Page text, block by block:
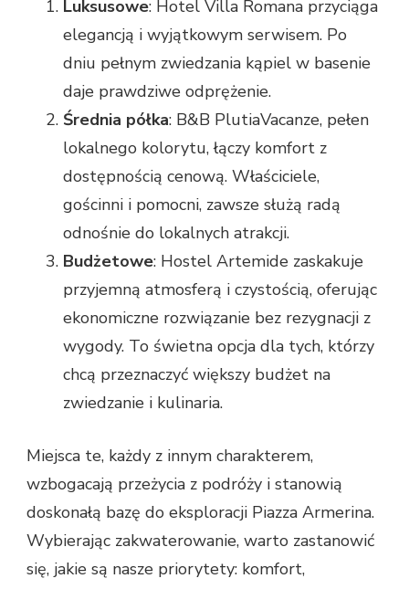
Luksusowe: Hotel Villa Romana przyciąga
elegancją i wyjątkowym serwisem. Po
dniu pełnym zwiedzania kąpiel w basenie
daje prawdziwe odprężenie.
Średnia półka: B&B PlutiaVacanze, pełen
lokalnego kolorytu, łączy komfort z
dostępnością cenową. Właściciele,
gościnni i pomocni, zawsze służą radą
odnośnie do lokalnych atrakcji.
Budżetowe: Hostel Artemide zaskakuje
przyjemną atmosferą i czystością, oferując
ekonomiczne rozwiązanie bez rezygnacji z
wygody. To świetna opcja dla tych, którzy
chcą przeznaczyć większy budżet na
zwiedzanie i kulinaria.
Miejsca te, każdy z innym charakterem,
wzbogacają przeżycia z podróży i stanowią
doskonałą bazę do eksploracji Piazza Armerina.
Wybierając zakwaterowanie, warto zastanowić
się, jakie są nasze priorytety: komfort,